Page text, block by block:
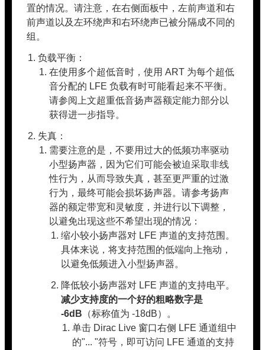
置的情况。请注意，在右侧面板中，左前声道和右
前声道以及左环绕声和右环绕声已被分隔成不同的
组。
负载平衡：
在使用多个超低音时，使用 ART 为每个超低
音分配的 LFE 负载有时可能看起来不平衡。
请参阅上文超重低音扬声器额定能力部分以
获得进一步指导。
失真：
需要注意的是，不要用过大的低频功率驱动
小型扬声器，因为它们可能会被迫采取非线
性行为，从而导致失真，甚至更严重的过激
行为，最终可能会损坏扬声器。请参考扬声
器的额定带宽和灵敏度，并进行以下调整，
以避免出现这些不希望出现的情况：
缩小较小扬声器对 LFE 声道的支持范围。
具体来说，将支持范围的低端向上拖动，
以避免低频进入小型扬声器。
降低较小扬声器对 LFE 声道的支持电平。
减少支持度的一个好的粗略数字是
-6dB （标称值为 -18dB）。
单击 Dirac Live 窗口右侧 LFE 通道组中
的"... "符号，即可访问 LFE 通道的支持